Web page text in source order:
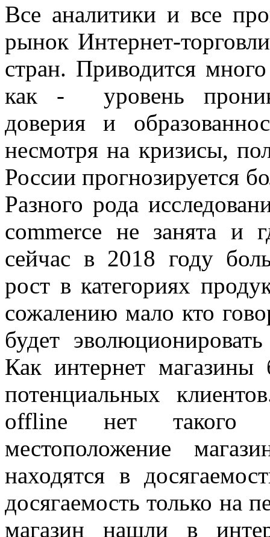
Все аналитики и все
рынок Интернет-
стран. Приводится
как - уровень
доверия и
несмотря на кризисы,
России прогнозируется
Разного рода
commerce не занята и
сейчас в 2018 году
рост в категориях
сожалению мало кто
будет
Как интернет магазины
потенциальных
offline нет такого
местоположение
находятся в
досягаемость только на
магазин нашли в